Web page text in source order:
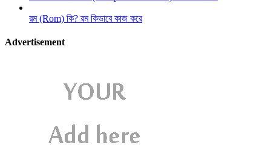
রম (Rom) কি? রম কিভাবে কাজ করে
Advertisement